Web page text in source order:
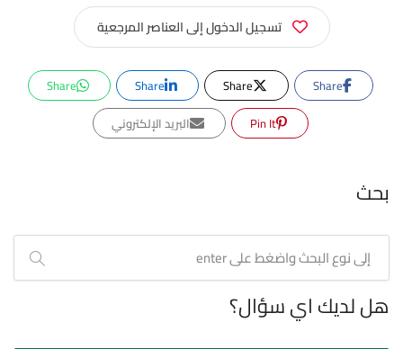
تسجيل الدخول إلى العناصر المرجعية
Share
Share
Share
Share
Pin It
البريد الإلكتروني
بحث
هل لديك اي سؤال؟